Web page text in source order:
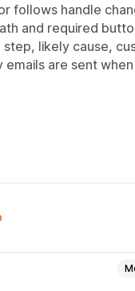
follows handle
and required
likely cause,
are sent